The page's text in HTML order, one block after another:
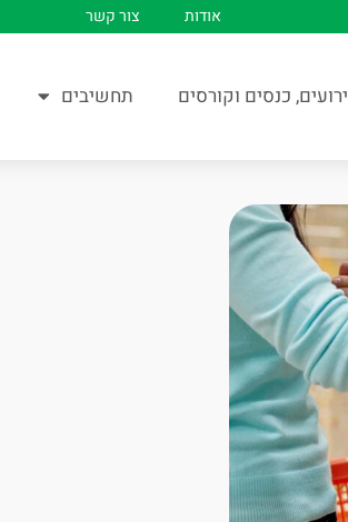
אודות צור קשר
כנסים וקורסים תחשיבים